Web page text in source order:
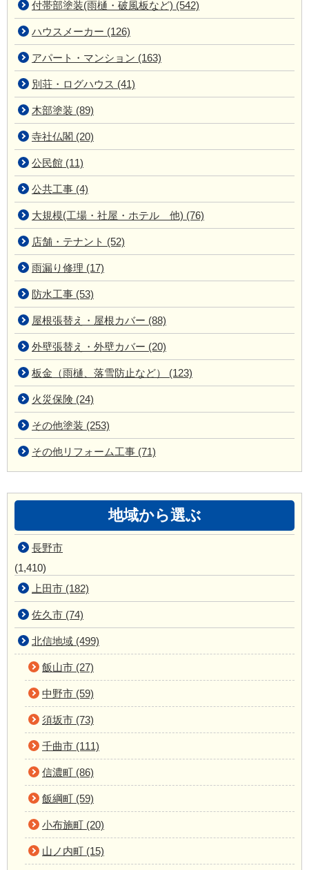
付帯部塗装(雨樋・破風板など) (542)
ハウスメーカー (126)
アパート・マンション (163)
別荘・ログハウス (41)
木部塗装 (89)
寺社仏閣 (20)
公民館 (11)
公共工事 (4)
大規模(工場・社屋・ホテル 他) (76)
店舗・テナント (52)
雨漏り修理 (17)
防水工事 (53)
屋根張替え・屋根カバー (88)
外壁張替え・外壁カバー (20)
板金（雨樋、落雪防止など） (123)
火災保険 (24)
その他塗装 (253)
その他リフォーム工事 (71)
地域から選ぶ
長野市
(1,410)
上田市 (182)
佐久市 (74)
北信地域 (499)
飯山市 (27)
中野市 (59)
須坂市 (73)
千曲市 (111)
信濃町 (86)
飯綱町 (59)
小布施町 (20)
山ノ内町 (15)